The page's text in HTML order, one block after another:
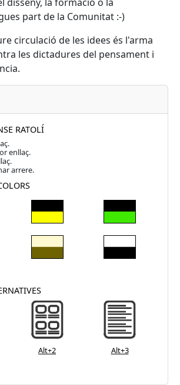
part de la Comunitat :-)
circulació de les idees és l'arma
les dictadures del pensament i
RATOLÍ
enllaç.
arrere.
Alt+2 Alt+3